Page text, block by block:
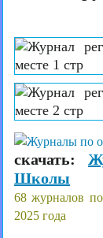
скачать:
Школы
68 журналов
2025 года